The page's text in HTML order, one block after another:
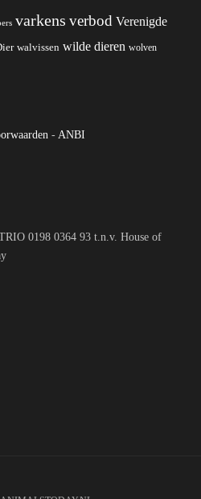
varkens verbod Verenigde
walvissen wilde dieren wolven
- ANBI
0198 0364 93 t.n.v. House of